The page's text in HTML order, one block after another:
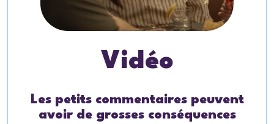
Vidéo
Les petits commentaires peuvent
avoir de grosses conséquences